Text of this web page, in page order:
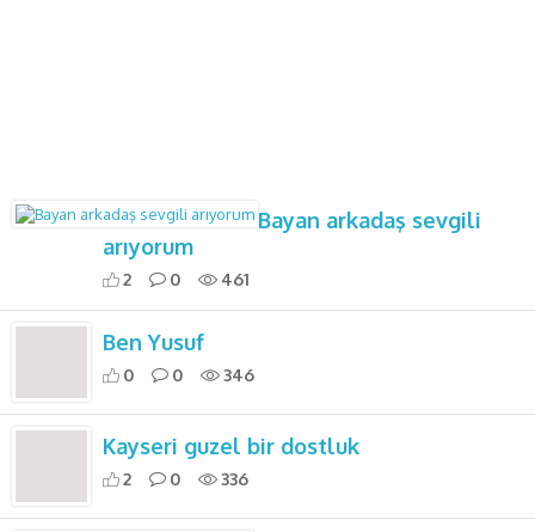
Bayan arkadaş sevgili
arıyorum
2 0 461
Ben Yusuf
0 0 346
Kayseri guzel bir dostluk
2 0 336